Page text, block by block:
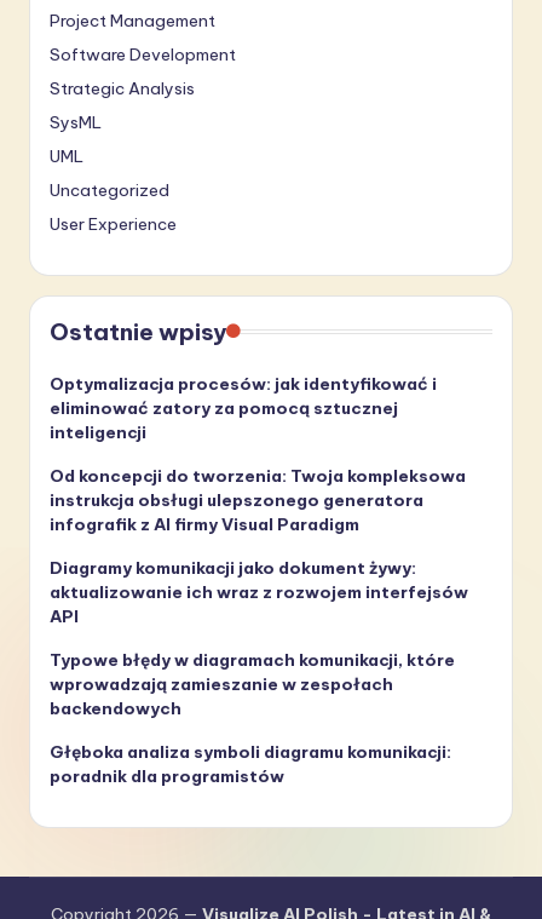
Project Management
Software Development
Strategic Analysis
SysML
UML
Uncategorized
User Experience
Ostatnie wpisy
Optymalizacja procesów: jak identyfikować i
eliminować zatory za pomocą sztucznej
inteligencji
Od koncepcji do tworzenia: Twoja kompleksowa
instrukcja obsługi ulepszonego generatora
infografik z AI firmy Visual Paradigm
Diagramy komunikacji jako dokument żywy:
aktualizowanie ich wraz z rozwojem interfejsów
API
Typowe błędy w diagramach komunikacji, które
wprowadzają zamieszanie w zespołach
backendowych
Głęboka analiza symboli diagramu komunikacji:
poradnik dla programistów
Copyright 2026 — Visualize AI Polish - Latest in AI &